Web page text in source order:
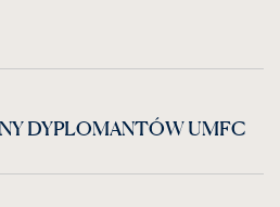
DYPLOMANTÓW UMFC